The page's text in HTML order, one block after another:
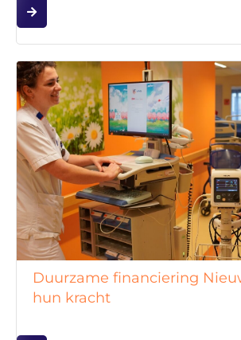
Duurzame financiering
hun kracht